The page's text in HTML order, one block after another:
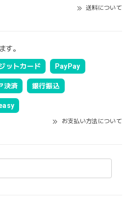
送料について
す。
ットカード PayPay
決済 銀行振込
お支払い方法について